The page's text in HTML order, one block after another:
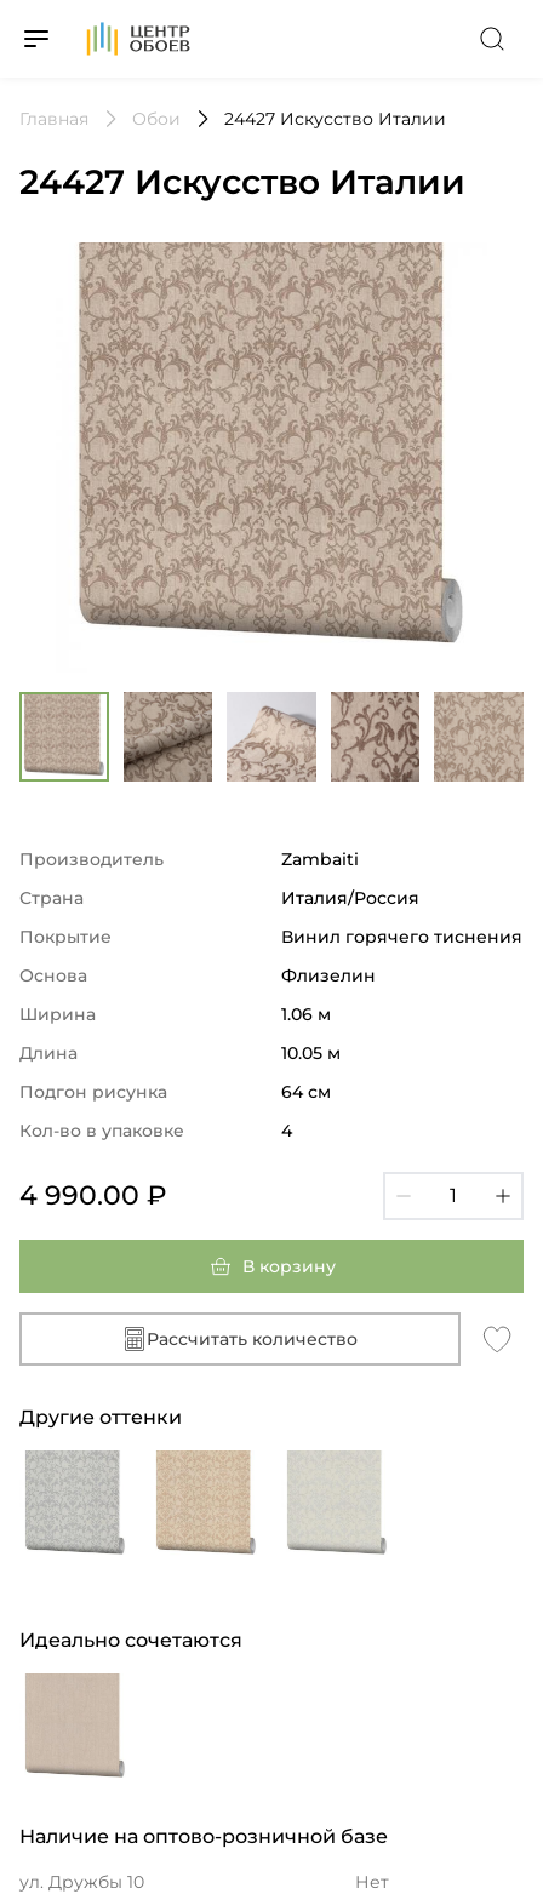
На Главную
Главная Обои 24427 Искусство Италии
24427 Искусство Италии
Производитель
Zambaiti
Страна
Италия/Россия
Покрытие
Винил горячего тиснения
Основа
Флизелин
Ширина
1.06 м
Длина
10.05 м
Подгон рисунка
64 см
Кол-во в упаковке
4
4 990.00 ₽
В корзину
Рассчитать количество
Другие оттенки
Идеально сочетаются
Наличие на оптово-розничной базе
ул. Дружбы 10 Нет